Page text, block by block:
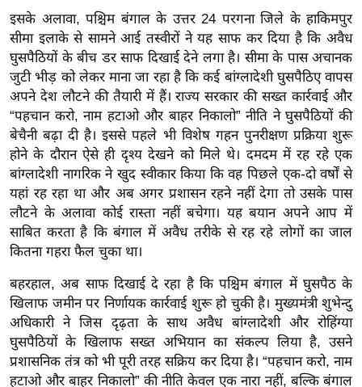
n
g
N
e
w
s
ला
इ
फ
स्टा
इ
ल
क्नॉ
लॉ
जी
ब्यू
टी
इसके अलावा, पश्चिम बंगाल के उत्तर 24 परगना जिले के हाकिमपुर
सीमा इलाके से सामने आई तस्वीरों ने यह साफ कर दिया है कि अवैध
घुसपैठियों के बीच डर साफ दिखाई देने लगा है। सीमा के पास अचानक
जुटी भीड़ को लेकर माना जा रहा है कि कई बांग्लादेशी घुसपैठिए वापस
अपने देश लौटने की तैयारी में हैं। राज्य सरकार की सख्त कार्रवाई और
“पहचान करो, नाम हटाओ और बाहर निकालो” नीति ने घुसपैठियों की
बेचैनी बढ़ा दी है। इससे पहले भी विशेष गहन पुनरीक्षण प्रक्रिया शुरू
होने के दौरान ऐसे ही दृश्य देखने को मिले थे। दमदम में रह रहे एक
बांग्लादेशी नागरिक ने खुद स्वीकार किया कि वह पिछले एक-दो वर्षों से
यहां रह रहा था और अब अगर प्रशासन रहने नहीं देगा तो उसके पास
लौटने के अलावा कोई रास्ता नहीं बचेगा। यह बयान अपने आप में
साबित करता है कि बंगाल में अवैध तरीके से रह रहे लोगों का जाल
कितना गहरा फैल चुका था।
बहरहाल, अब साफ दिखाई दे रहा है कि पश्चिम बंगाल में घुसपैठ के
खिलाफ जमीन पर निर्णायक कार्रवाई शुरू हो चुकी है। मुख्यमंत्री शुभेन्दु
अधिकारी ने जिस दृढ़ता के साथ अवैध बांग्लादेशी और रोहिंग्या
घुसपैठियों के खिलाफ सख्त अभियान का संकल्प लिया है, उसने
प्रशासनिक तंत्र को भी पूरी तरह सक्रिय कर दिया है। “पहचान करो, नाम
हटाओ और बाहर निकालो” की नीति केवल एक नारा नहीं, बल्कि बंगाल